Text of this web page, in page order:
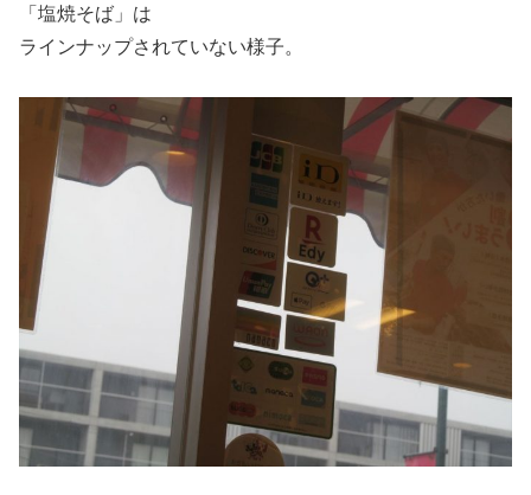
「塩焼そば」は
ラインナップされていない様子。